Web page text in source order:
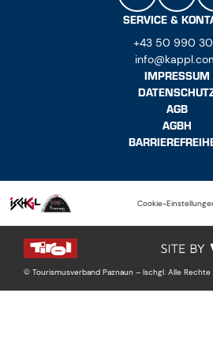
SERVICE &
+43 50 990
IMPRESSUM
AGB
AGBH
Cookie-
© Tourismusverband Paznaun – Ischgl. Alle